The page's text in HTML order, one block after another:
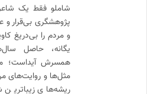
شاملو فقط یک شاعر
پژوهشگری بی‌قرار
و مردم را بی‌دریغ
یگانه، حاصل
همسرش آیداست؛
مثل‌‌ها و روایت‌های
ریشه‌های